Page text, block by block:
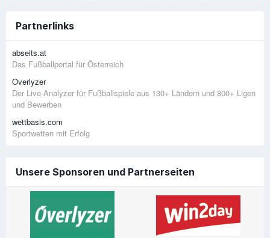
Partnerlinks
abseits.at
Das Fußballportal für Österreich
Overlyzer
Der Live-Analyzer für Fußballspiele aus 130+ Ländern und 800+ Ligen
und Bewerben
wettbasis.com
Sportwetten mit Erfolg
Unsere Sponsoren und Partnerseiten